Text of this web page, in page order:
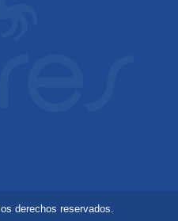
derechos reservados.